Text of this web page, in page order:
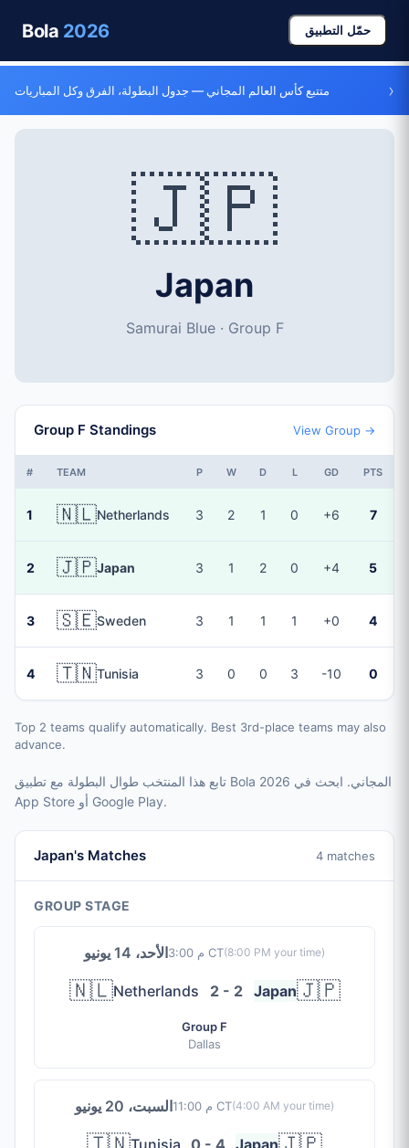
Bola 2026 حمّل التطبيق
متتبع كأس العالم المجاني — جدول البطولة، الفرق وكل المباريات ›
🇯🇵
Japan
Samurai Blue · Group F
Group F Standings View Group →
# TEAM P W D L GD PTS
1 🇳🇱Netherlands 3 2 1 0 +6 7
2 🇯🇵Japan 3 1 2 0 +4 5
3 🇸🇪Sweden 3 1 1 1 +0 4
4 🇹🇳Tunisia 3 0 0 3 -10 0
Top 2 teams qualify automatically. Best 3rd-place teams may also
advance.
تابع هذا المنتخب طوال البطولة مع تطبيق Bola 2026 المجاني. ابحث في
App Store أو Google Play.
Japan's Matches 4 matches
GROUP STAGE
الأحد، 14 يونيو 3:00 م CT(8:00 PM your time)
🇳🇱Netherlands 2 - 2 Japan🇯🇵
Group F
Dallas
السبت، 20 يونيو 11:00 م CT(4:00 AM your time)
Tunisia 0 - 4 Japan